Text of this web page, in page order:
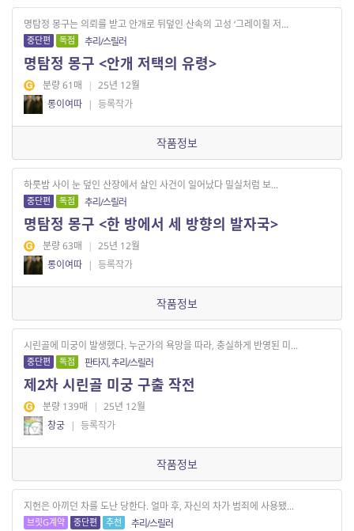
명탐정 몽구는 의뢰를 받고 안개로 뒤덮인 산속의 고성 ‘그레이힐 저...
중단편 독점 추리/스릴러
명탐정 몽구 <안개 저택의 유령>
분량 61매 | 25년 12월
롱이여따 | 등록작가
작품정보
하룻밤 사이 눈 덮인 산장에서 살인 사건이 일어났다 밀실처럼 보...
중단편 독점 추리/스릴러
명탐정 몽구 <한 방에서 세 방향의 발자국>
분량 63매 | 25년 12월
롱이여따 | 등록작가
작품정보
시린골에 미궁이 발생했다. 누군가의 욕망을 따라, 충실하게 반영된 미...
중단편 독점 판타지, 추리/스릴러
제2차 시린골 미궁 구출 작전
분량 139매 | 25년 12월
창궁 | 등록작가
작품정보
지헌은 아끼던 차를 도난 당한다. 얼마 후, 자신의 차가 범죄에 사용됐...
브릿G계약 중단편 추천 추리/스릴러